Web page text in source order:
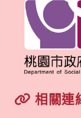
相關連